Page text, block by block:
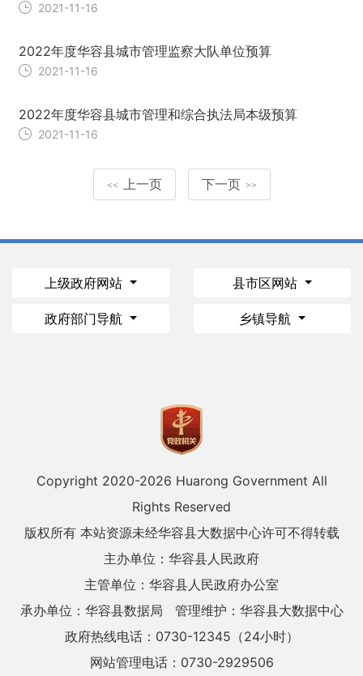
2021-11-16
2022年度华容县城市管理监察大队单位预算
2021-11-16
2022年度华容县城市管理和综合执法局本级预算
2021-11-16
<< 上一页 下一页 >>
上级政府网站 县市区网站
政府部门导航 乡镇导航
Copyright 2020-2026 Huarong Government All
Rights Reserved
版权所有 本站资源未经华容县大数据中心许可不得转载
主办单位：华容县人民政府
主管单位：华容县人民政府办公室
承办单位：华容县数据局
管理维护：华容县大数据中心
政府热线电话：0730-12345（24小时）
网站管理电话：0730-2929506